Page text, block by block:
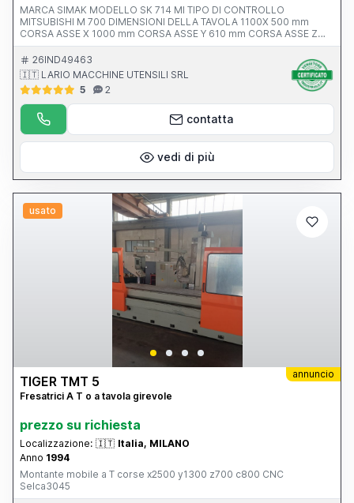
MARCA SIMAK MODELLO SK 714 MI TIPO DI CONTROLLO
MITSUBISHI M 700 DIMENSIONI DELLA TAVOLA 1100X 500 mm
CORSA ASSE X 1000 mm CORSA ASSE Y 610 mm CORSA ASSE Z
550 mm AVANZAMENTO RAPIDO ASSI X-Y-Z ATTACCO MANDRINO
POTENZA MOTORE MANDRINO 10.0000 rpm ANNO V MACCHINA
CE 2012 INGOMBRI 2100x2400x2500 mm PESO 5500 kg
ACCESSORI NOTE ALTA PRESSIONE 20 BAR
26IND49463
🇮🇹 LARIO MACCHINE UTENSILI SRL
5
2
contatta
vedi di più
usato
annuncio
TIGER TMT 5
Fresatrici A T o a tavola girevole
prezzo su richiesta
Localizzazione: 🇮🇹 Italia, MILANO
Anno 1994
Montante mobile a T corse x2500 y1300 z700 c800 CNC
Selca3045